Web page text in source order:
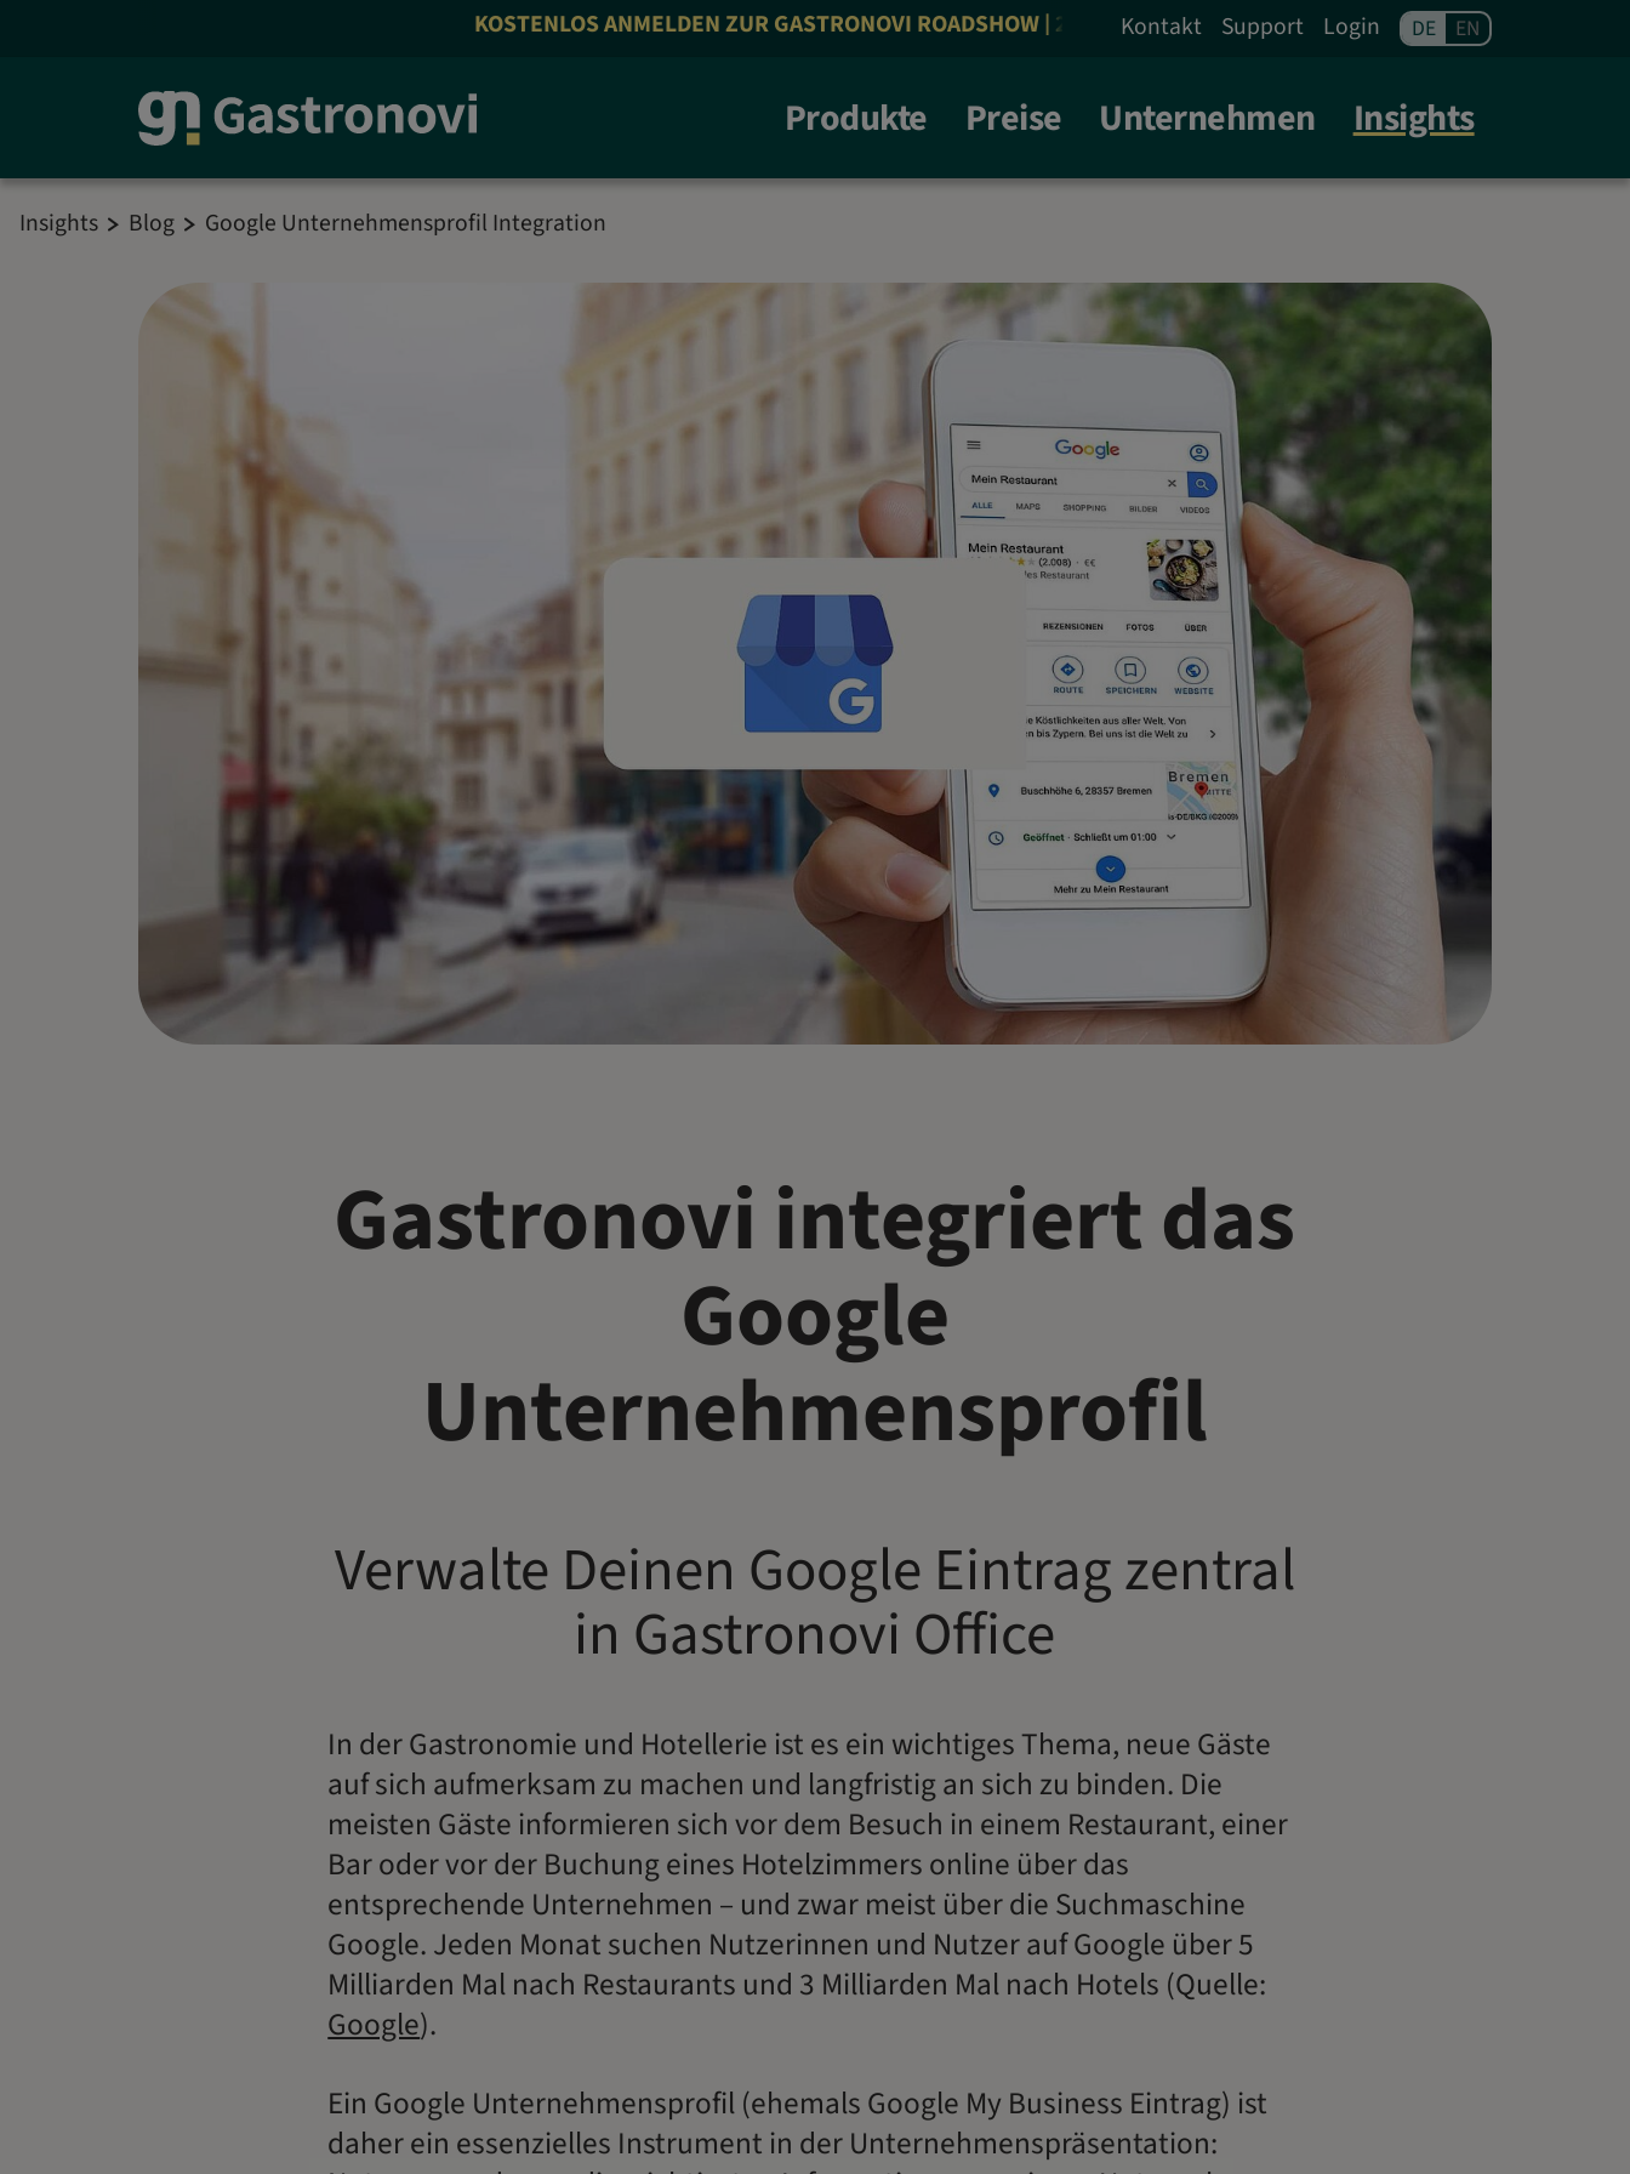
DE EN
Kontakt Support Login
KOSTENLOS ANMELDEN ZUR GASTRONOVI ROADSHOW | 26.10.26 | FRANKFURT A. M.
Produkte Preise Unternehmen Insights
Insights Blog Google Unternehmensprofil Integration
Gastronovi integriert das
Google
Unternehmensprofil
Verwalte Deinen Google Eintrag zentral
in Gastronovi Office
In der Gastronomie und Hotellerie ist es ein wichtiges Thema, neue Gäste
auf sich aufmerksam zu machen und langfristig an sich zu binden. Die
meisten Gäste informieren sich vor dem Besuch in einem Restaurant, einer
Bar oder vor der Buchung eines Hotelzimmers online über das
entsprechende Unternehmen – und zwar meist über die Suchmaschine
Google. Jeden Monat suchen Nutzerinnen und Nutzer auf Google über 5
Milliarden Mal nach Restaurants und 3 Milliarden Mal nach Hotels (Quelle:
Google).
Ein Google Unternehmensprofil (ehemals Google My Business Eintrag) ist
daher ein essenzielles Instrument in der Unternehmenspräsentation: